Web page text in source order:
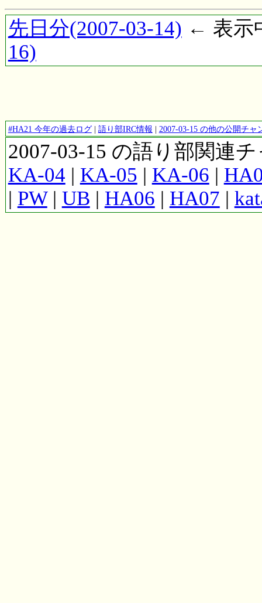
先日分(2007-03-14) ← 表示
16)
#HA21 今年の過去ログ| 語り部IRC情報 | 2007-03-15 の他の公開チャ
2007-03-15 の語り部関連
KA-04 | KA-05 | KA-06 |
| PW| UB | HA06 | HA07 |